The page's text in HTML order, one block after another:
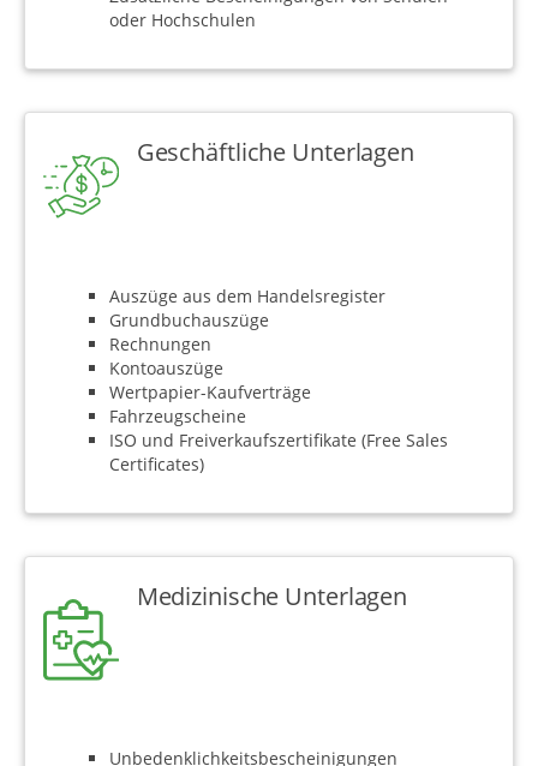
oder Hochschulen
Geschäftliche Unterlagen
Auszüge aus dem Handelsregister
Grundbuchauszüge
Rechnungen
Kontoauszüge
Wertpapier-Kaufverträge
Fahrzeugscheine
ISO und Freiverkaufszertifikate (Free Sales
Certificates)
Medizinische Unterlagen
Unbedenklichkeitsbescheinigungen